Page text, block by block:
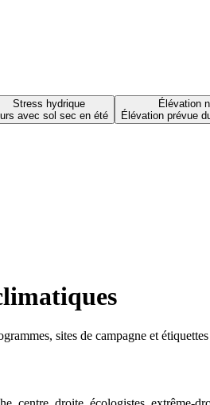
Stress hydrique
avec sol sec en été
Élévation
Élévation prévue
sites de campagne et